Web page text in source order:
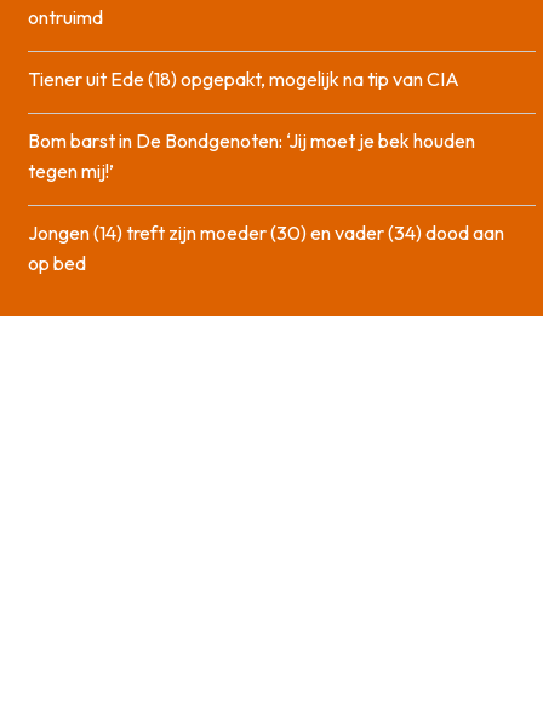
ontruimd
Tiener uit Ede (18) opgepakt, mogelijk na tip van CIA
Bom barst in De Bondgenoten: ‘Jij moet je bek houden
tegen mij!’
Jongen (14) treft zijn moeder (30) en vader (34) dood aan
op bed